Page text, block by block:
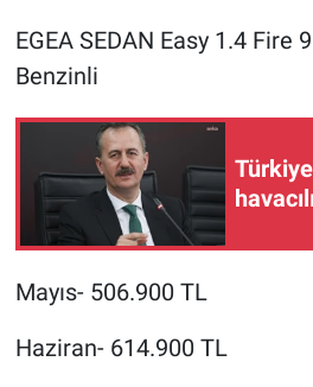
EGEA SEDAN Easy 1.4 Fire
Benzinli
Mayıs- 506.900 TL
Haziran- 614.900 TL